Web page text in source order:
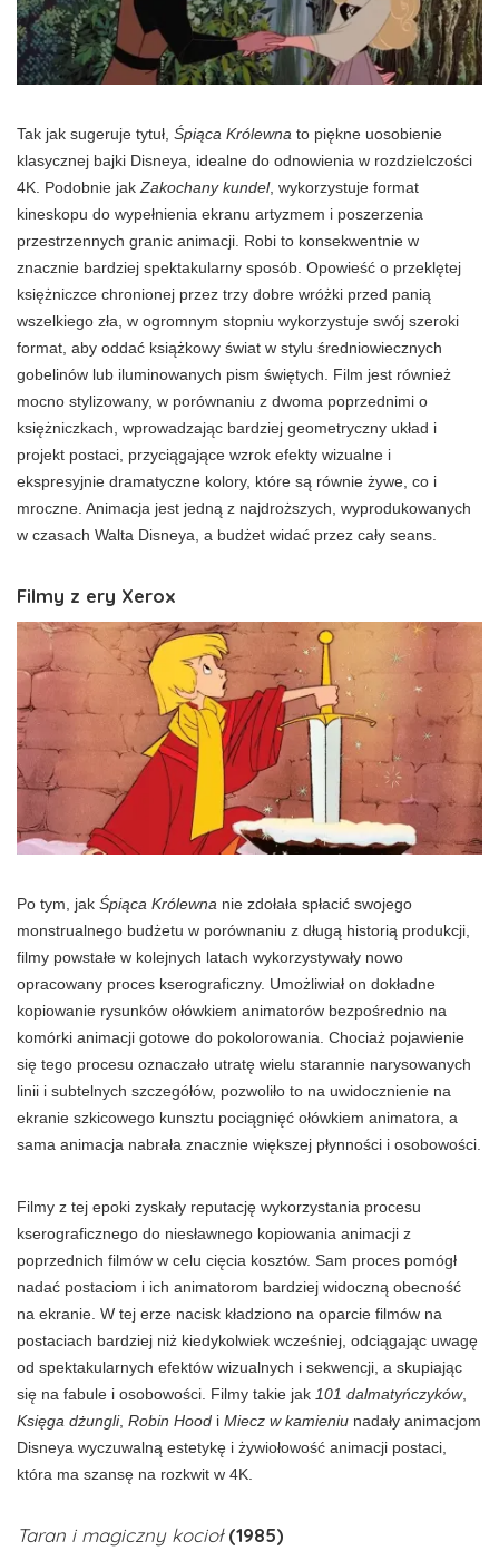
Tak jak sugeruje tytuł, Śpiąca Królewna to piękne uosobienie
klasycznej bajki Disneya, idealne do odnowienia w rozdzielczości
4K. Podobnie jakZakochany kundel, wykorzystuje format
kineskopu do wypełnienia ekranu artyzmem i poszerzenia
przestrzennych granic animacji. Robi to konsekwentnie w
znacznie bardziej spektakularny sposób. Opowieść o przeklętej
księżniczce chronionej przez trzy dobre wróżki przed panią
wszelkiego zła, w ogromnym stopniu wykorzystuje swój szeroki
format, aby oddać książkowy świat w stylu średniowiecznych
gobelinów lub iluminowanych pism świętych. Film jest również
mocno stylizowany, w porównaniu z dwoma poprzednimi o
księżniczkach, wprowadzając bardziej geometryczny układ i
projekt postaci, przyciągające wzrok efekty wizualne i
ekspresyjnie dramatyczne kolory, które są równie żywe, co i
mroczne. Animacja jest jedną z najdroższych, wyprodukowanych
w czasach Walta Disneya, a budżet widać przez cały seans.
Filmy z ery Xerox
Po tym, jak Śpiąca Królewna nie zdołała spłacić swojego
monstrualnego budżetu w porównaniu z długą historią produkcji,
filmy powstałe w kolejnych latach wykorzystywały nowo
opracowany proces kserograficzny. Umożliwiał on dokładne
kopiowanie rysunków ołówkiem animatorów bezpośrednio na
komórki animacji gotowe do pokolorowania. Chociaż pojawienie
się tego procesu oznaczało utratę wielu starannie narysowanych
linii i subtelnych szczegółów, pozwoliło to na uwidocznienie na
ekranie szkicowego kunsztu pociągnięć ołówkiem animatora, a
sama animacja nabrała znacznie większej płynności i osobowości.
Filmy z tej epoki zyskały reputację wykorzystania procesu
kserograficznego do niesławnego kopiowania animacji z
poprzednich filmów w celu cięcia kosztów. Sam proces pomógł
nadać postaciom i ich animatorom bardziej widoczną obecność
na ekranie. W tej erze nacisk kładziono na oparcie filmów na
postaciach bardziej niż kiedykolwiek wcześniej, odciągając uwagę
od spektakularnych efektów wizualnych i sekwencji, a skupiając
się na fabule i osobowości. Filmy takie jak 101 dalmatyńczyków,
Księga dżungli, Robin Hood i Miecz w kamieniu nadały animacjom
Disneya wyczuwalną estetykę i żywiołowość animacji postaci,
która ma szansę na rozkwit w 4K.
Taran i magiczny kocioł(1985)